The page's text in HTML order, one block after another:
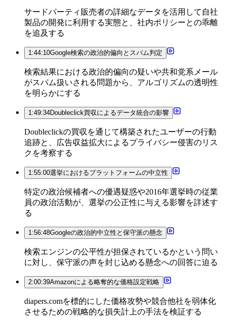
サードパーティ販売者の詳細なデータを活用して自社
製品の開発に利用する実態と、社内ポリシーとの乖離
を追及する
1:44:10Google検索の政治的偏向とスパム判定
検索結果における政治的偏向の疑いや共和党系メール
がスパム扱いされる問題から、アルゴリズムの透明性
を明らかにする
1:49:34Doubleclick買収によるデータ統合の影響
Doubleclickの買収を通じて構築されたユーザーの行動
追跡と、広告収益拡大によるプライバシー侵害のリス
クを考察する
1:55:00選挙におけるプラットフォームの中立性
特定の政治候補者への優遇疑惑や2016年選挙時の従業
員の政治活動が、選挙の公正性に与える影響を詳述す
る
1:56:48Googleの政治的中立性と保守派の懸念
検索エンジンの公平性が担保されているかという問い
に対し、保守派の声を封じ込める懸念への回答に迫る
2:00:39Amazonによる略奪的な価格設定戦略
diapers.comを標的にした価格攻勢や競合他社を弱体化
させるための戦略的な損失計上の手法を検証する